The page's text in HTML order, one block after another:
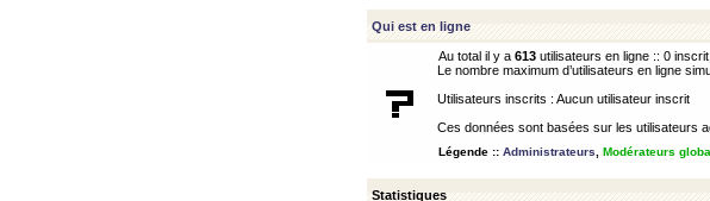
Qui est en ligne
Au total il y a 613 utilisateurs en ligne :: 0
Le nombre maximum d’utilisateurs en ligne
Utilisateurs inscrits : Aucun utilisateur inscrit
Ces données sont basées sur les utilisateurs
Légende :: Administrateurs Modérateurs
Statistiques